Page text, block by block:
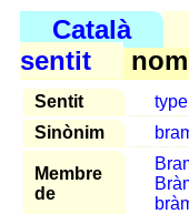
Català
sentit
Sentit
Sinònim
Membre
de